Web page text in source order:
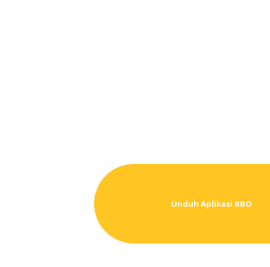
Unduh Aplikasi BBO